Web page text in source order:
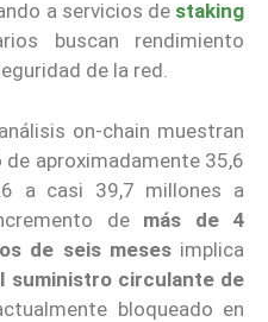
a servicios de staking
buscan rendimiento
de la red.
on-chain muestran
de aproximadamente 35,6
a casi 39,7 millones a
de más de 4
de seis mesesimplica
suministro circulante de
bloqueado en